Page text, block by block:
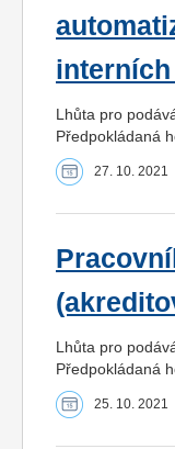
interních
Lhůta pro
Předpokládaná
27. 10. 2021
Lhůta pro
Předpokládaná
25. 10. 2021